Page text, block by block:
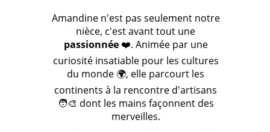
Amandine n'est pas seulement notre
nièce, c'est avant tout une
passionnée❤️. Animée par une
curiosité insatiable pour les cultures
du monde 🌍, elle parcourt les
continents à la rencontre d'artisans
🧑‍🎨 dont les mains façonnent des
merveilles.